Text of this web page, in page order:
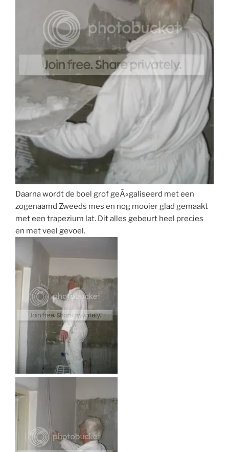
Daarna wordt de boel grof geÃ«galiseerd met een
zogenaamd Zweeds mes en nog mooier glad gemaakt
met een trapezium lat. Dit alles gebeurt heel precies
en met veel gevoel.